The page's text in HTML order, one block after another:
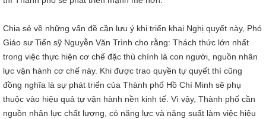
Chia sẻ về những vấn đề cần lưu ý khi triển khai Nghị quyết này, Phó
Giáo sư Tiến sỹ Nguyễn Văn Trình cho rằng: Thách thức lớn nhất
trong việc thực hiện cơ chế đặc thù chính là con người, nguồn nhân
lực vận hành cơ chế này. Khi được trao quyền tự quyết thì cũng
đồng nghĩa là sự phát triển của Thành phố Hồ Chí Minh sẽ phụ
thuộc vào hiệu quả tự vận hành nền kinh tế. Vì vậy, Thành phố cần
nguồn nhân lực chất lượng, có năng lực và năng suất làm việc hiệu